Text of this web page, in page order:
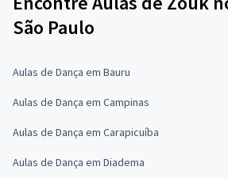
São Paulo
Aulas de Dança em Bauru
Aulas de Dança em Campinas
Aulas de Dança em Carapicuíba
Aulas de Dança em Diadema